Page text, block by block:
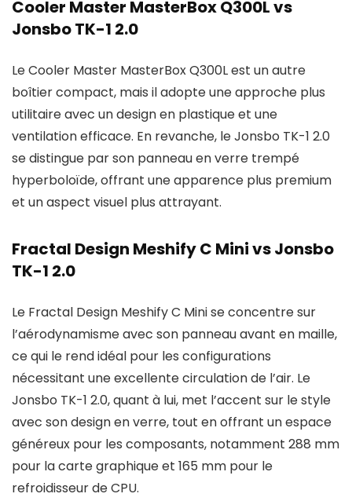
Cooler Master MasterBox Q300L vs
Jonsbo TK-1 2.0
Le Cooler Master MasterBox Q300L est un autre
boîtier compact, mais il adopte une approche plus
utilitaire avec un design en plastique et une
ventilation efficace. En revanche, le Jonsbo TK-1 2.0
se distingue par son panneau en verre trempé
hyperboloïde, offrant une apparence plus premium
et un aspect visuel plus attrayant.
Fractal Design Meshify C Mini vs Jonsbo
TK-1 2.0
Le Fractal Design Meshify C Mini se concentre sur
l’aérodynamisme avec son panneau avant en maille,
ce qui le rend idéal pour les configurations
nécessitant une excellente circulation de l’air. Le
Jonsbo TK-1 2.0, quant à lui, met l’accent sur le style
avec son design en verre, tout en offrant un espace
généreux pour les composants, notamment 288 mm
pour la carte graphique et 165 mm pour le
refroidisseur de CPU.